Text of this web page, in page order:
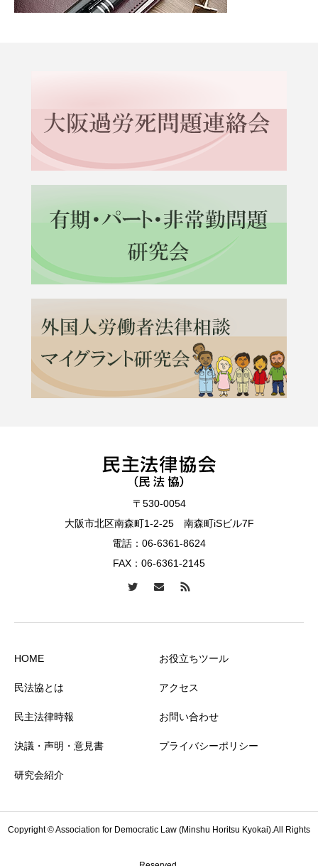
〒530-0054
大阪市北区南森町1-2-25 南森町iSビル7F
電話： 06-6361-8624
FAX：06-6361-2145
HOME
民法協とは
民主法律時報
決議・声明・意見書
研究会紹介
お役立ちツール
アクセス
お問い合わせ
プライバシーポリシー
Copyright © Association for Democratic Law (Minshu Horitsu Kyokai).All Rights